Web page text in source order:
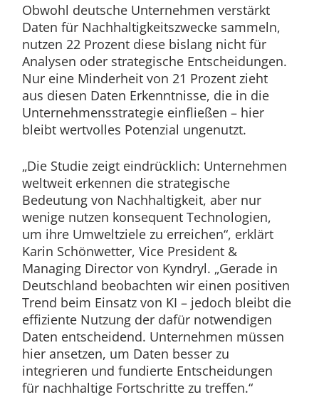
Obwohl deutsche Unternehmen verstärkt
Daten für Nachhaltigkeitszwecke sammeln,
nutzen 22 Prozent diese bislang nicht für
Analysen oder strategische Entscheidungen.
Nur eine Minderheit von 21 Prozent zieht
aus diesen Daten Erkenntnisse, die in die
Unternehmensstrategie einfließen – hier
bleibt wertvolles Potenzial ungenutzt.
„Die Studie zeigt eindrücklich: Unternehmen
weltweit erkennen die strategische
Bedeutung von Nachhaltigkeit, aber nur
wenige nutzen konsequent Technologien,
um ihre Umweltziele zu erreichen“, erklärt
Karin Schönwetter, Vice President &
Managing Director von Kyndryl. „Gerade in
Deutschland beobachten wir einen positiven
Trend beim Einsatz von KI – jedoch bleibt die
effiziente Nutzung der dafür notwendigen
Daten entscheidend. Unternehmen müssen
hier ansetzen, um Daten besser zu
integrieren und fundierte Entscheidungen
für nachhaltige Fortschritte zu treffen.“